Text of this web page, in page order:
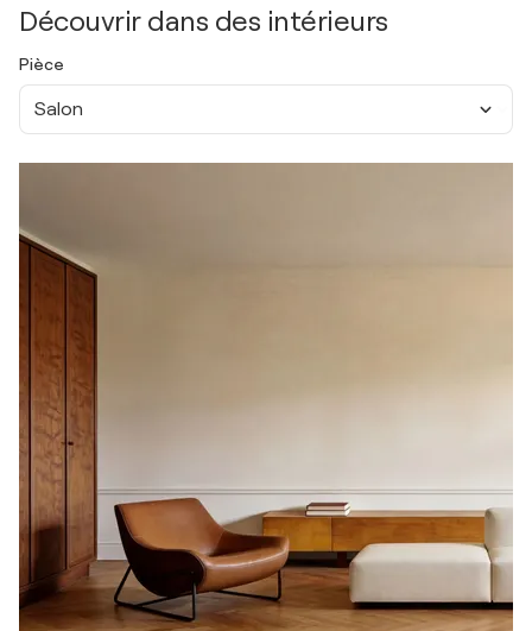
Découvrir dans des intérieurs
Pièce
Salon